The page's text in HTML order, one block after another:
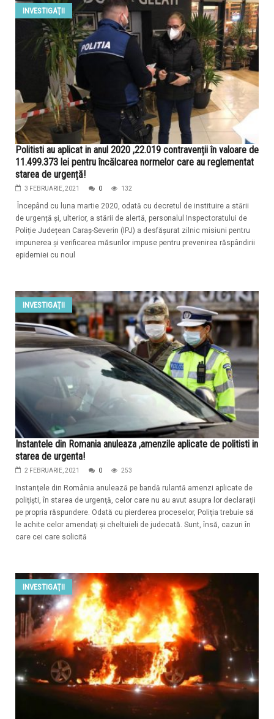
INVESTIGAŢII
Politisti au aplicat in anul 2020 ,22.019 contravenții în valoare de
11.499.373 lei pentru încălcarea normelor care au reglementat
starea de urgență!
3 FEBRUARIE, 2021 0 132
Începând cu luna martie 2020, odată cu decretul de instituire a stării
de urgență și, ulterior, a stării de alertă, personalul Inspectoratului de
Poliție Județean Caraș-Severin (IPJ) a desfășurat zilnic misiuni pentru
impunerea și verificarea măsurilor impuse pentru prevenirea răspândirii
epidemiei cu noul
INVESTIGAŢII
Instantele din Romania anuleaza ,amenzile aplicate de politisti in
starea de urgenta!
2 FEBRUARIE, 2021 0 253
Instanţele din România anulează pe bandă rulantă amenzi aplicate de
poliţişti, în starea de urgenţă, celor care nu au avut asupra lor declaraţii
pe propria răspundere. Odată cu pierderea proceselor, Poliţia trebuie să
le achite celor amendaţi şi cheltuieli de judecată. Sunt, însă, cazuri în
care cei care solicită
INVESTIGAŢII